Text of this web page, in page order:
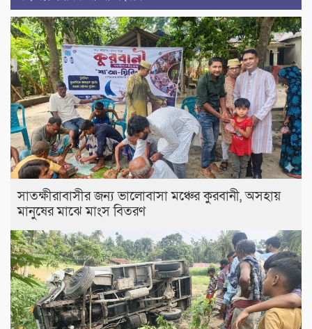
সাতক্ষীরাবাসীর জন্য ভালোবাসা মঞ্চের কুরবানী, অসহায়
মানুষের মাঝে মাংস বিতরণ